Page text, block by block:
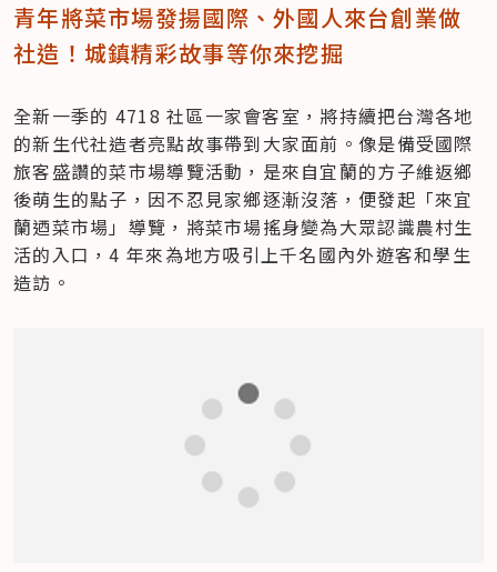
青年將菜市場發揚國際、外國人來台創業做
社造！城鎮精彩故事等你來挖掘
全新一季的 4718 社區一家會客室，將持續把台灣各地
的新生代社造者亮點故事帶到大家面前。像是備受國際
旅客盛讚的菜市場導覽活動，是來自宜蘭的方子維返鄉
後萌生的點子，因不忍見家鄉逐漸沒落，便發起「來宜
蘭迺菜市場」導覽，將菜市場搖身變為大眾認識農村生
活的入口，4 年來為地方吸引上千名國內外遊客和學生
造訪。